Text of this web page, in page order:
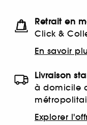
Retrait en
Click &
En savoir
Livraison
à domicile
Explorer